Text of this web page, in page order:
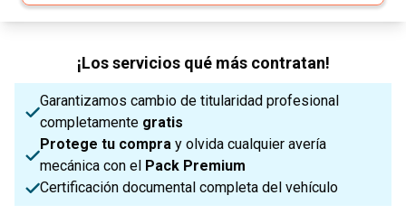
¡Los servicios qué más contratan!
Garantizamos cambio de titularidad profesional
completamente gratis
Protege tu compra y olvida cualquier avería
mecánica con el Pack Premium
Certificación documental completa del vehículo